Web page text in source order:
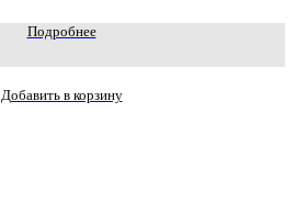
Подробнее
Добавить в корзину